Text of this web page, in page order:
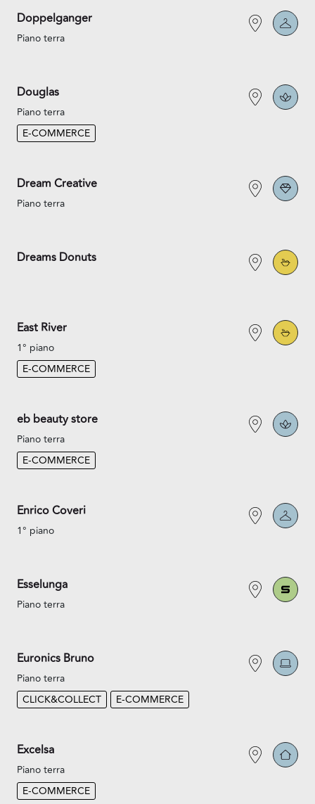
Doppelganger
Piano terra
Douglas
Piano terra
E-COMMERCE
Dream Creative
Piano terra
Dreams Donuts
East River
1° piano
E-COMMERCE
eb beauty store
Piano terra
E-COMMERCE
Enrico Coveri
1° piano
Esselunga
Piano terra
Euronics Bruno
Piano terra
CLICK&COLLECT
E-COMMERCE
Excelsa
Piano terra
E-COMMERCE